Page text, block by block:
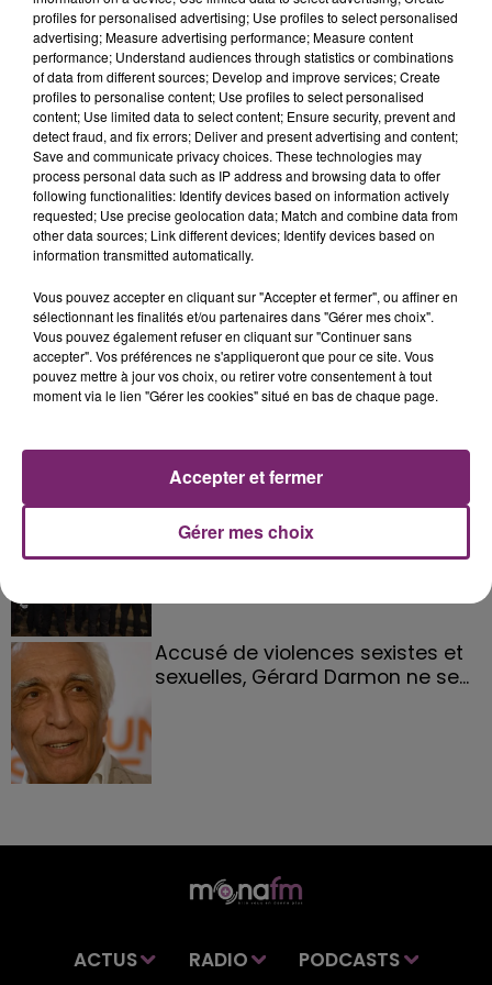
concernerait quelque 3.500 abonnés iDTGVMax2, dont
les réservations, puisqu'elles ont été annulées,
auraient été remises à disposition pour les autres
abonnés des offres TGV Max. Pour ne pas trop
impacter les clients du service, les contrôleurs ont été
prévenus de la situation et consigne a été donnée de
privilégier une certaine "souplesse d'accès" aux trains.
La Bulle - Guinguette éphémère
de Frelinghien !
158 pompiers de la région sont
partis hier soir pour la Gironde
Accusé de violences sexistes et
sexuelles, Gérard Darmon ne se...
ACTUS RADIO PODCASTS
profiles for personalised advertising; Use profiles to select personalised
advertising; Measure advertising performance; Measure content
performance; Understand audiences through statistics or combinations
of data from different sources; Develop and improve services; Create
profiles to personalise content; Use profiles to select personalised
content; Use limited data to select content; Ensure security, prevent and
detect fraud, and fix errors; Deliver and present advertising and content;
Save and communicate privacy choices. These technologies may
process personal data such as IP address and browsing data to offer
following functionalities: Identify devices based on information actively
requested; Use precise geolocation data; Match and combine data from
other data sources; Link different devices; Identify devices based on
information transmitted automatically.
Vous pouvez accepter en cliquant sur "Accepter et fermer", ou affiner en
sélectionnant les finalités et/ou partenaires dans "Gérer mes choix".
Vous pouvez également refuser en cliquant sur "Continuer sans
accepter". Vos préférences ne s'appliqueront que pour ce site. Vous
pouvez mettre à jour vos choix, ou retirer votre consentement à tout
moment via le lien "Gérer les cookies" situé en bas de chaque page.
Gérer mes choix
Accepter et fermer